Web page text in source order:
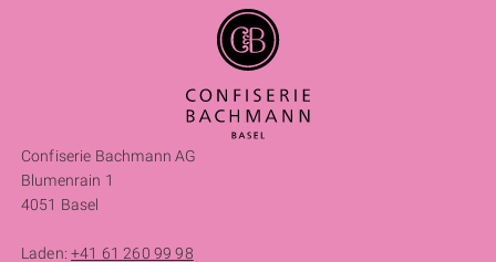
Confiserie Bachmann AG
Blumenrain 1
4051 Basel
Laden:+41 61 260 99 98